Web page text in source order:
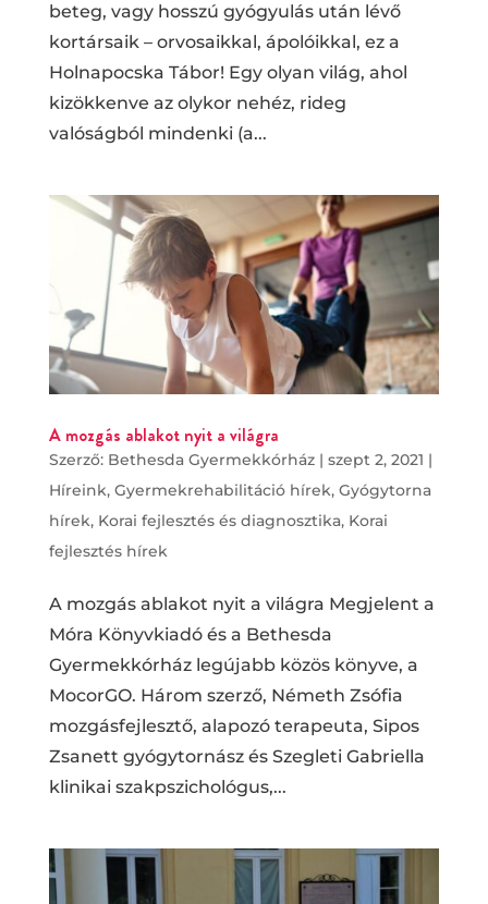
beteg, vagy hosszú gyógyulás után lévő
kortársaik – orvosaikkal, ápolóikkal, ez a
Holnapocska Tábor! Egy olyan világ, ahol
kizökkenve az olykor nehéz, rideg
valóságból mindenki (a...
A mozgás ablakot nyit a világra
Szerző: Bethesda Gyermekkórház| szept 2, 2021 |
Híreink, Gyermekrehabilitáció hírek, Gyógytorna
hírek, Korai fejlesztés és diagnosztika, Korai
fejlesztés hírek
A mozgás ablakot nyit a világra Megjelent a
Móra Könyvkiadó és a Bethesda
Gyermekkórház legújabb közös könyve, a
MocorGO. Három szerző, Németh Zsófia
mozgásfejlesztő, alapozó terapeuta, Sipos
Zsanett gyógytornász és Szegleti Gabriella
klinikai szakpszichológus,...